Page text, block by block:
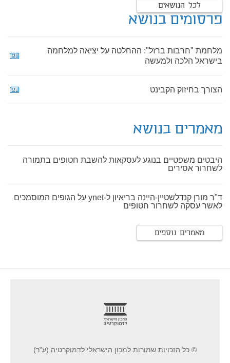
לכל הנושאים
פרסומים בנושא
מלחמת "חרבות ברזל": ההחלטה על יציאה למלחמה
בישראל הלכה ולמעשה
הצורך בחיזוק הקבינט
מאמרים בנושא
היבטים משפטיים בנוגע לעסקאות להשבת חטופים בתמורה
לשחרור אסירים
ד"ר מורן קנדלשטיין-היינה בריאיון ל-ynet על הגופים המוסמכים
לאשר עסקה לשחרור חטופים
מאמרים נוספים
© כל הזכויות שמורות למכון הישראלי לדמוקרטיה (ע"ר)